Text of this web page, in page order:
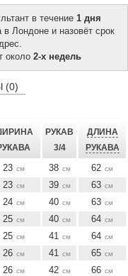
в течение 1 дня
Лондоне и назовёт срок
около 2-х недель
(0)
РУКАВ
3/4
ДЛИНА
РУКАВА
23 см 38 см 62 см
23 см 39 см 63 см
24 см 40 см 63 см
25 см 40 см 64 см
25 см 41 см 64 см
26 см 41 см 65 см
26 см 42 см 66 см